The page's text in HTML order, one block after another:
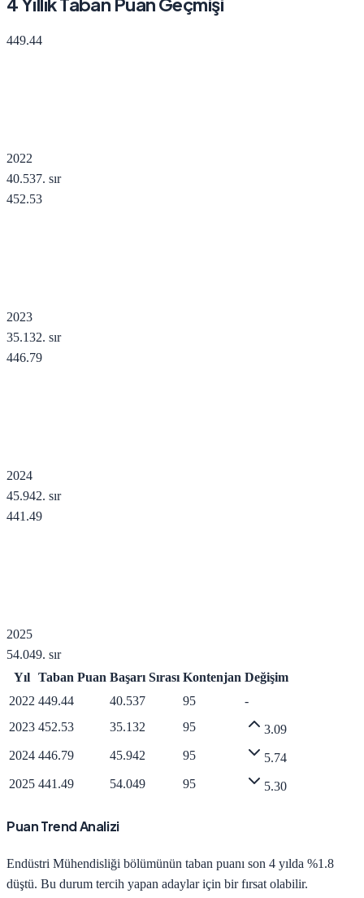
449.44
2022
40.537. sır
452.53
2023
35.132. sır
446.79
2024
45.942. sır
441.49
2025
54.049. sır
Yıl Taban Puan Başarı Sırası Kontenjan Değişim
2022 449.44 40.537 95
-
2023 452.53 35.132 95
3.09
2024 446.79 45.942 95
5.74
2025 441.49 54.049 95 5.30
Puan Trend Analizi
Endüstri Mühendisliği bölümünün taban puanı son 4 yılda %1.8
düştü. Bu durum tercih yapan adaylar için bir fırsat olabilir.